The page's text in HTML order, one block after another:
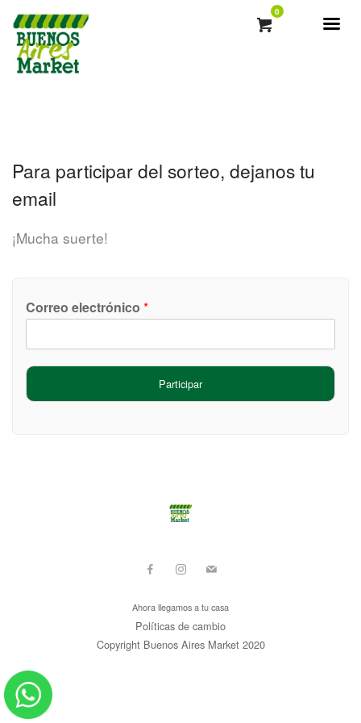
0
Para participar del sorteo, dejanos tu
email
¡Mucha suerte!
Correo electrónico *
Participar
Ahora llegamos a tu casa
Políticas de cambio
Copyright Buenos Aires Market 2020